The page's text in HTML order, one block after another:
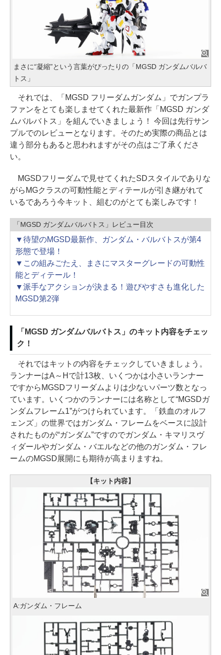
まさに“凝縮”という言葉がぴったりの「MGSD ガンダムバルバ
トス」
それでは、「MGSD フリーダムガンダム」でガンプラ
ファンをとても楽しませてくれた最新作「MGSD ガンダ
ムバルバトス」を組んでいきましょう！ 今回は先行サン
プルでのレビューとなります。そのため実際の商品とは
違う部分もあると思われますがその点はご了承くださ
い。
MGSDフリーダムで見せてくれたSDスタイルでありな
がらMGクラスの可動性能とディテールが引き継がれて
いるであろう今キット、組むのがとても楽しみです！
「MGSD ガンダムバルバトス」レビュー目次
▼待望のMGSD最新作、ガンダム・バルバトスが第4
形態で登場！
▼この組みごたえ、まさにマスターグレードの可動性
能とディテール！
▼派手なアクションが決まる！遊びやすさも進化した
MGSD第2弾
「MGSD ガンダムバルバトス」のキット内容をチェッ
ク！
それではキットの内容をチェックしていきましょう。
ランナーはA～Hで計13枚、いくつかは小さいランナー
ですからMGSDフリーダムよりは少ないパーツ数となっ
ています。いくつかのランナーには名称として“MGSDガ
ンダムフレーム1”がつけられています。「鉄血のオルフ
ェンズ」の世界ではガンダム・フレームをベースに設計
されたものが“ガンダム”ですのでガンダム・キマリスヴ
ィダールやガンダム・バエルなどの他のガンダム・フレ
ームのMGSD展開にも期待が高まりますね。
【キット内容】
A:ガンダム・フレーム